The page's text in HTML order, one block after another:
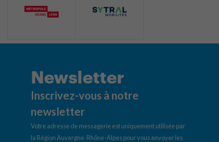
Newsletter
Inscrivez-vous à notre
newsletter
Votre adresse de messagerie est uniquement utilisée par
la Région Auvergne-Rhône-Alpes pour vous envoyer les